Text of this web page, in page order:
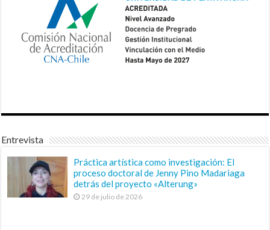
Entrevista
Práctica artística como investigación: El
proceso doctoral de Jenny Pino Madariaga
detrás del proyecto «Alterung»
29 de julio de 2026